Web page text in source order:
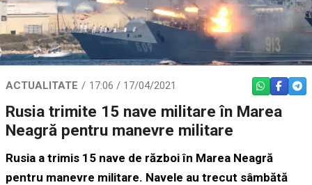
ACTUALITATE 17:06 / 17/04/2021 WHATSAPP
Rusia trimite 15 nave militare în Marea
Neagră pentru manevre militare
Rusia a trimis 15 nave de război în Marea Neagră
pentru manevre militare. Navele au trecut sâmbătă